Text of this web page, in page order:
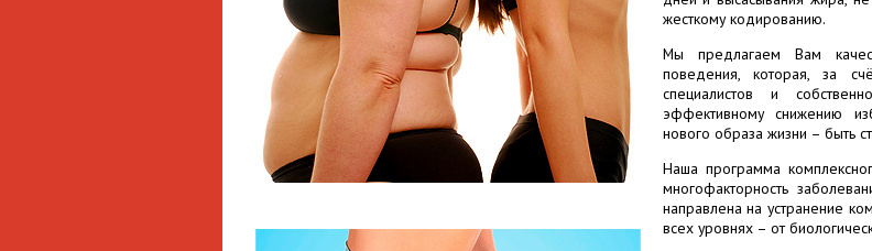
жесткому кодированию.
Мы предлагаем Вам
поведения, которая, за
специалистов и
эффективному снижению
нового образа жизни – быть
Наша программа
многофакторность
направлена на устранение
всех уровнях – от